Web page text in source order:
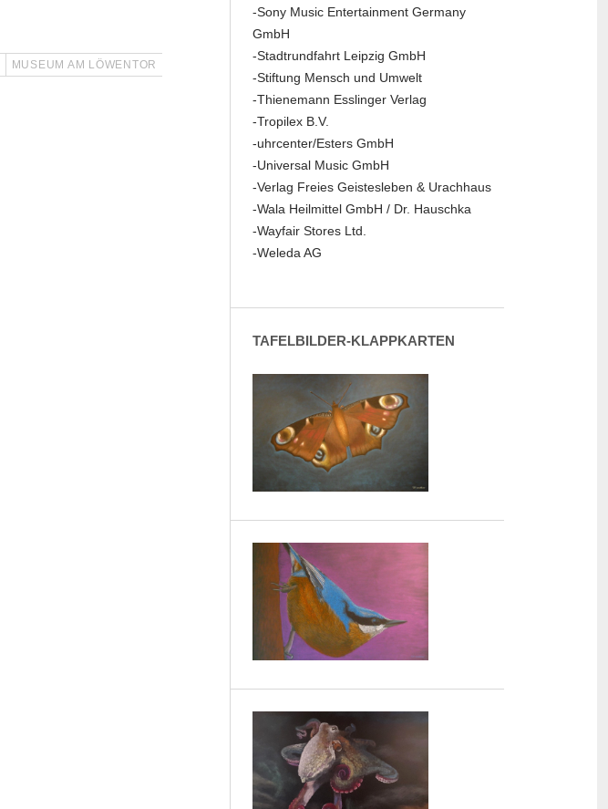
MUSEUM AM LÖWENTOR
-Sony Music Entertainment Germany
GmbH
-Stadtrundfahrt Leipzig GmbH
-Stiftung Mensch und Umwelt
-Thienemann Esslinger Verlag
-Tropilex B.V.
-uhrcenter/Esters GmbH
-Universal Music GmbH
-Verlag Freies Geistesleben & Urachhaus
-Wala Heilmittel GmbH / Dr. Hauschka
-Wayfair Stores Ltd.
-Weleda AG
TAFELBILDER-KLAPPKARTEN